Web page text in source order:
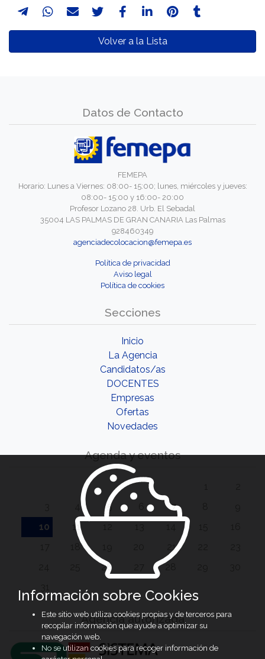
Volver a la Lista
Datos de Contacto
FEMEPA
Horario: Lunes a Viernes: 08:00- 15:00; lunes, miércoles y jueves:
08:00- 15:00 y 16:00- 20:00
Profesor Lozano 28. Urb. El Sebadal
35004 LAS PALMAS DE GRAN CANARIA Las Palmas
928460349
agenciadecolocacion@femepa.es
Política de privacidad
Aviso legal
Política de cookies
Secciones
Inicio
La Agencia
Candidatos/as
DOCENTES
Empresas
Ofertas
Novedades
Agenda y eventos
5 7
10
11
21
26 28
Agencia autorizada
Información sobre Cookies
Este sitio web utiliza cookies propias y de terceros para
recopilar información que ayude a optimizar su
navegación web.
No se utilizan cookies para recoger información de